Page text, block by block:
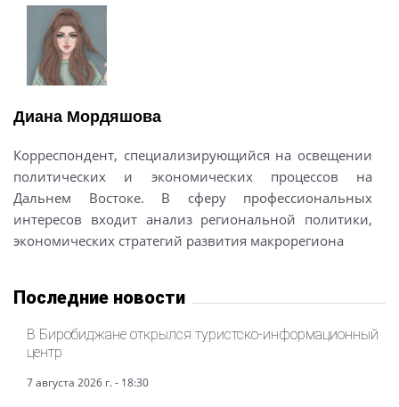
Диана Мордяшова
Корреспондент, специализирующийся на освещении
политических и экономических процессов на
Дальнем Востоке. В сферу профессиональных
интересов входит анализ региональной политики,
экономических стратегий развития макрорегиона
Последние новости
В Биробиджане открылся туристско-информационный
центр
7 августа 2026 г. - 18:30